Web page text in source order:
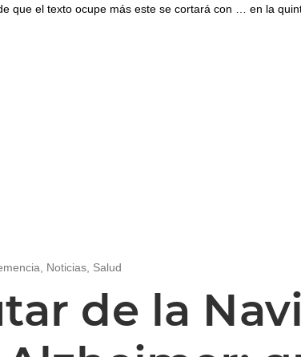
que el texto ocupe más este se cortará con … en la
Noticias Salud
de la